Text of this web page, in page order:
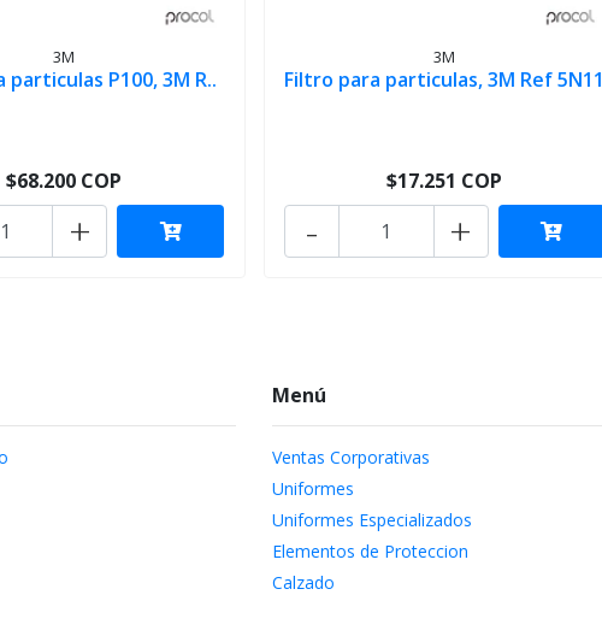
3M
particulas P100, 3M R..
$68.200 COP
+
3M
Filtro para particulas, 3M Ref 5N11
$17.251 COP
+
-
Menú
Ventas Corporativas
Uniformes
Uniformes Especializados
Elementos de Proteccion
Calzado